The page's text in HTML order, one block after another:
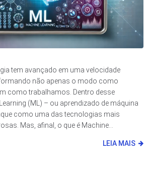
tem avançado em uma velocidade
não apenas o modo como
como trabalhamos. Dentro desse
(ML) – ou aprendizado de máquina
como uma das tecnologias mais
Mas, afinal, o que é Machine...
LEIA MAIS